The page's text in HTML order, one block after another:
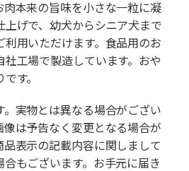
肉本来の旨味を小さな一粒に凝
上げで、幼犬からシニア犬まで
利用いただけます。食品用のお
工場で製造しています。おや
す。
実物とは異なる場合がござい
は予告なく変更となる場合が
品表示の記載内容に関しまして
もございます。お手元に届き